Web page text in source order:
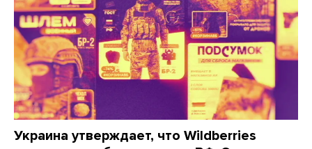
Украина утверждает, что Wildberries